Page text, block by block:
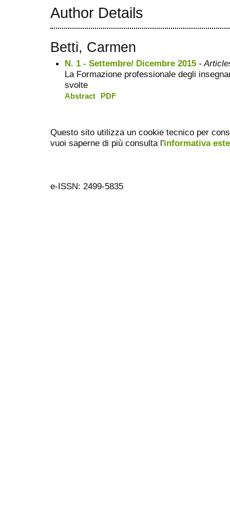
Author Details
Betti, Carmen
N. 1 - Settembre/ Dicembre 2015 -
La Formazione professionale degli
svolte
Abstract PDF
Questo sito utilizza un cookie tecnico per
vuoi saperne di più consulta l'informativa
e-ISSN: 2499-5835